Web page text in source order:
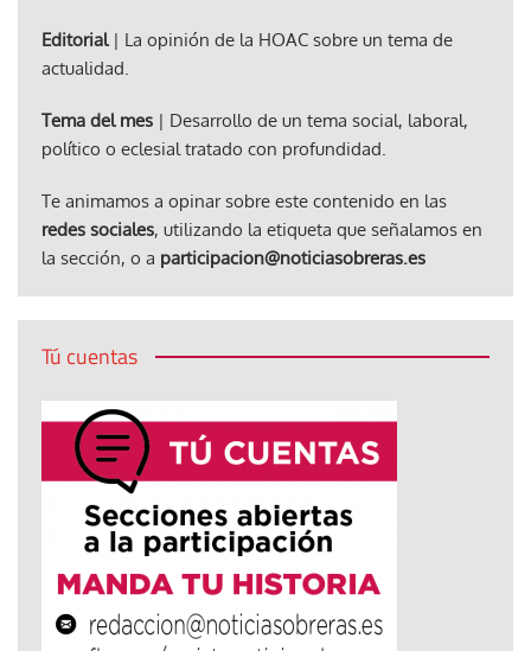
Editorial| La opinión de la HOAC sobre un tema de
actualidad.
Tema del mes | Desarrollo de un tema social, laboral,
político o eclesial tratado con profundidad.
Te animamos a opinar sobre este contenido en las
redes sociales, utilizando la etiqueta que señalamos en
la sección, o a participacion@noticiasobreras.es
Tú cuentas